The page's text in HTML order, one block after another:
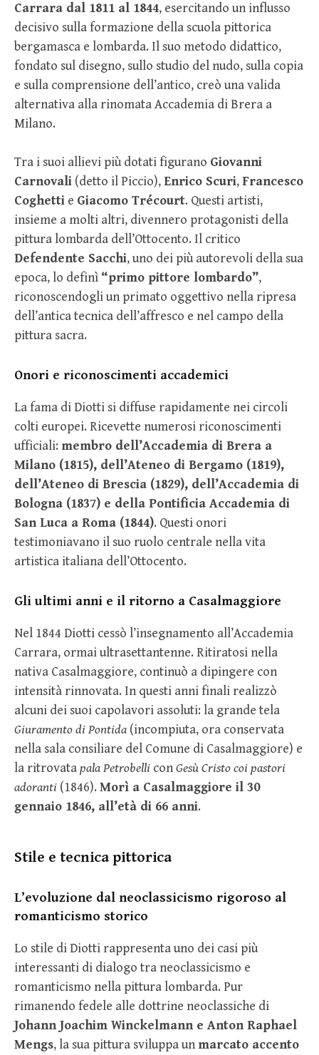
Carrara dal 1811 al 1844, esercitando un influsso
decisivo sulla formazione della scuola pittorica
bergamasca e lombarda. Il suo metodo didattico,
fondato sul disegno, sullo studio del nudo, sulla copia
e sulla comprensione dell’antico, creò una valida
alternativa alla rinomata Accademia di Brera a
Milano.
Tra i suoi allievi più dotati figurano Giovanni
Carnovali (detto il Piccio),Enrico Scuri,Francesco
Coghetti e Giacomo Trécourt. Questi artisti,
insieme a molti altri, divennero protagonisti della
pittura lombarda dell’Ottocento. Il critico
Defendente Sacchi, uno dei più autorevoli della sua
epoca, lo definì “primo pittore lombardo”,
riconoscendogli un primato oggettivo nella ripresa
dell’antica tecnica dell’affresco e nel campo della
pittura sacra.
Onori e riconoscimenti accademici
La fama di Diotti si diffuse rapidamente nei circoli
colti europei. Ricevette numerosi riconoscimenti
ufficiali: membro dell’Accademia di Brera a
Milano (1815), dell’Ateneo di Bergamo (1819),
dell’Ateneo di Brescia (1829), dell’Accademia di
Bologna (1837) e della Pontificia Accademia di
San Luca a Roma (1844). Questi onori
testimoniavano il suo ruolo centrale nella vita
artistica italiana dell’Ottocento.
Gli ultimi anni e il ritorno a Casalmaggiore
Nel 1844 Diotti cessò l’insegnamento all’Accademia
Carrara, ormai ultrasettantenne. Ritiratosi nella
nativa Casalmaggiore, continuò a dipingere con
intensità rinnovata. In questi anni finali realizzò
alcuni dei suoi capolavori assoluti: la grande tela
Giuramento di Pontida (incompiuta, ora conservata
nella sala consiliare del Comune di Casalmaggiore) e
la ritrovatapala Petrobelli conGesù Cristo coi pastori
adoranti (1846). Morì a Casalmaggiore il 30
gennaio 1846, all’età di 66 anni.
Stile e tecnica pittorica
L’evoluzione dal neoclassicismo rigoroso al
romanticismo storico
Lo stile di Diotti rappresenta uno dei casi più
interessanti di dialogo tra neoclassicismo e
romanticismo nella pittura lombarda. Pur
rimanendo fedele alle dottrine neoclassiche di
Johann Joachim Winckelmann e Anton Raphael
Mengs, la sua pittura sviluppa un marcato accento